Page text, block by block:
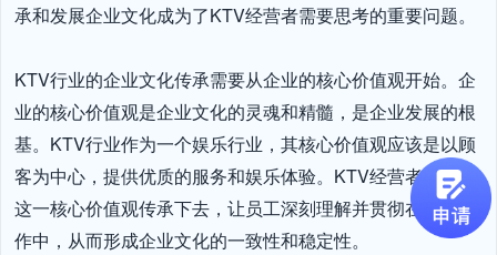
承和发展企业文化成为了KTV经营者需要思考的重要问题。
KTV行业的企业文化传承需要从企业的核心价值观开始。企
业的核心价值观是企业文化的灵魂和精髓，是企业发展的根
基。KTV行业作为一个娱乐行业，其核心价值观应该是以顾
客为中心，提供优质的服务和娱乐体验。KTV经营者需要将
这一核心价值观传承下去，让员工深刻理解并贯彻在日常工
作中，从而形成企业文化的一致性和稳定性。